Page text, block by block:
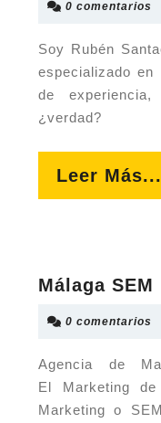
0 comentarios
Soy Rubén
especializado
de
¿verdad?
Leer Más...
Málaga SEM
0 comentarios
Agencia de
El Marketing de
Marketing o